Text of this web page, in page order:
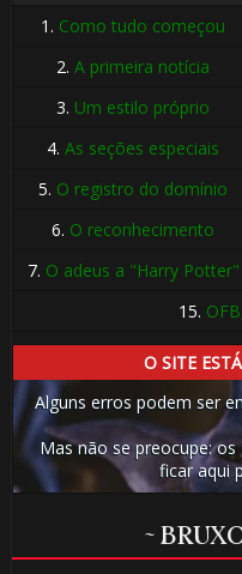
1. Como tudo começou
2.A primeira notícia
3. Um estilo próprio
4.As seções especiais
5. O registro do domínio
6. O reconhecimento
7. O adeus a "Harry Potter"
15.
O SITE
Alguns erros podem ser
Mas não se preocupe: os
ficar aqui
~